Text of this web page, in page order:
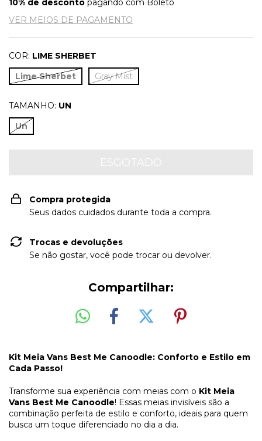
10% de desconto pagando com Boleto
VER MEIOS DE PAGAMENTO
COR: LIME SHERBET
Lime Sherbet
Gray Mist
TAMANHO: UN
Un
Compra protegida
Seus dados cuidados durante toda a compra.
Trocas e devoluções
Se não gostar, você pode trocar ou devolver.
Compartilhar:
Kit Meia Vans Best Me Canoodle: Conforto e Estilo em
Cada Passo!
Transforme sua experiência com meias com o Kit Meia
Vans Best Me Canoodle! Essas meias invisíveis são a
combinação perfeita de estilo e conforto, ideais para quem
busca um toque diferenciado no dia a dia.